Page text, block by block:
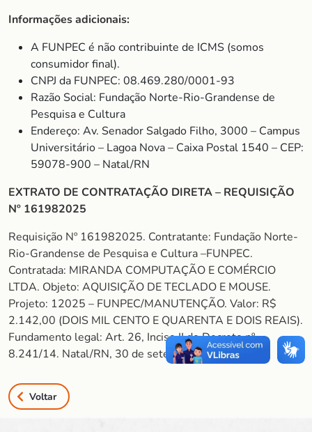
Informações adicionais:
A FUNPEC é não contribuinte de ICMS (somos
consumidor final).
CNPJ da FUNPEC: 08.469.280/0001-93
Razão Social: Fundação Norte-Rio-Grandense de
Pesquisa e Cultura
Endereço: Av. Senador Salgado Filho, 3000 – Campus
Universitário – Lagoa Nova – Caixa Postal 1540 – CEP:
59078-900 – Natal/RN
EXTRATO DE CONTRATAÇÃO DIRETA – REQUISIÇÃO
Nº 161982025
Requisição Nº 161982025. Contratante: Fundação Norte-
Rio-Grandense de Pesquisa e Cultura –FUNPEC.
Contratada: MIRANDA COMPUTAÇÃO E COMÉRCIO
LTDA. Objeto: AQUISIÇÃO DE TECLADO E MOUSE.
Projeto: 12025 – FUNPEC/MANUTENÇÃO. Valor: R$
2.142,00 (DOIS MIL CENTO E QUARENTA E DOIS REAIS).
Fundamento legal: Art. 26, Inciso II do Decreto nº
8.241/14. Natal/RN, 30 de setembro de 2025.
Voltar